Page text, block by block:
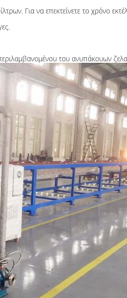
Για να επεκτείνετε το χρόνο
του ανυπάκουων